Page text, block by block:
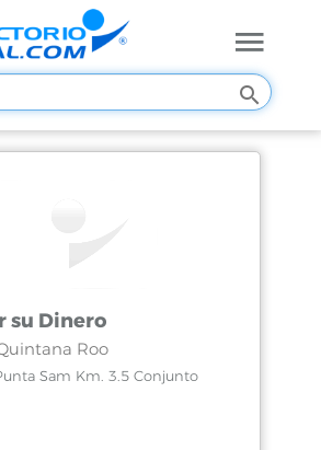
su Dinero
Roo
Sam Km. 3.5 Conjunto